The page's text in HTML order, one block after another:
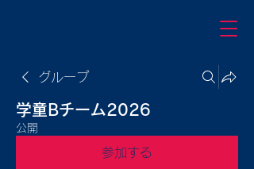
グループ
学童Bチーム2026
公開
参加する